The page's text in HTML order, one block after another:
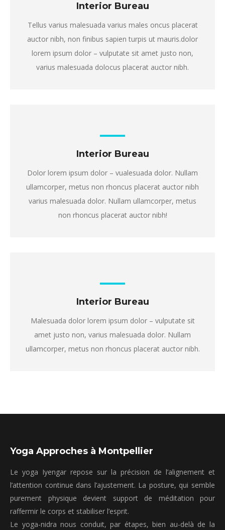
Interior Bureau
Tellus varius malesuada varius males oncus placerat
auctor nibh, non finibus sapien turpis ut mauris.dolor
lorem ipsum dolor – vulputate sit amet justo non,
varius malesuada dolocus placerat auctor nibh.
Interior Bureau
Dolor lorem ipsum dolor – vualesuada dolor. Nullam
ullamcorper, metus non rhoncus placerat auctor nibh
varius malesuada dolor. Nullam ullamcorper, metus
non rhoncus placerat auctor nibh!
Interior Bureau
Malesuada dolor lorem ipsum dolor – vulputate sit
amet justo non, varius malesuada dolor. Nullam
ullamcorper, metus non rhoncus placerat auctor nibh.
Yoga Approches à Montpellier
Le yoga Iyengar repose sur la précision de l’alignement et
l’attention continue dans l’ajustement. La posture, qui semble
purement physique devient support de méditation pour
raffermir le corps et stabiliser l’esprit.
Le yoga-nidra nous conduit, par étapes, bien au-delà de la